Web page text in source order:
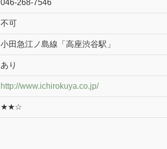
046-268-7546
不可
小田急江ノ島線「高座渋谷駅」
あり
http://www.ichirokuya.co.jp/
★★☆